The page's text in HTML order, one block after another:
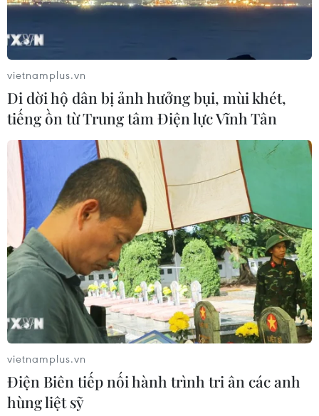
Ngành ngân hàng Mỹ dự báo có kết quả
kinh doanh ảm đạm
13/04/2023 06:48
Giới chuyên gia Mỹ có phần thận trọng hơn với dự báo
kết quả kinh doanh của ngành ngân hàng không mấy
khả quan trong quý vừa qua sau vụ phá sản SVB và 2
ngân hàng tầm trung khác.
vietnamplus.vn
Di dời hộ dân bị ảnh hưởng bụi, mùi khét,
tiếng ồn từ Trung tâm Điện lực Vĩnh Tân
vietnamplus.vn
Điện Biên tiếp nối hành trình tri ân các anh
hùng liệt sỹ